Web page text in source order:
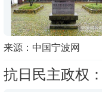
来源：中国宁波网
抗日民主政权